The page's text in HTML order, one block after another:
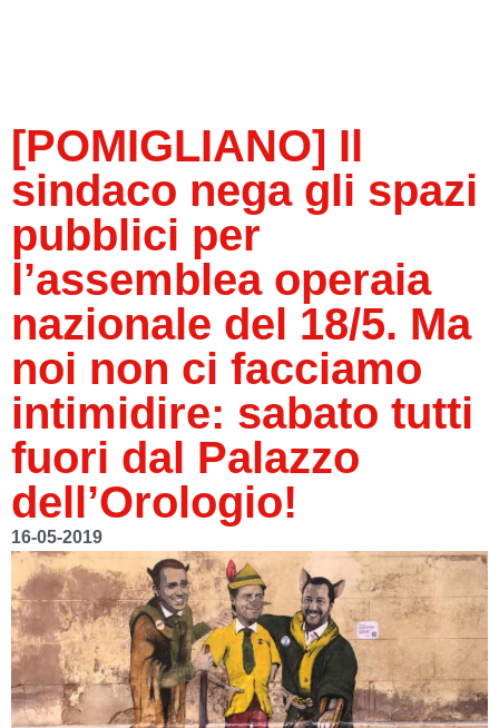
[POMIGLIANO] Il
sindaco nega gli spazi
pubblici per
l’assemblea operaia
nazionale del 18/5. Ma
noi non ci facciamo
intimidire: sabato tutti
fuori dal Palazzo
dell’Orologio!
16-05-2019